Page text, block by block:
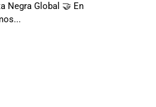
Negra Global 🤝 En